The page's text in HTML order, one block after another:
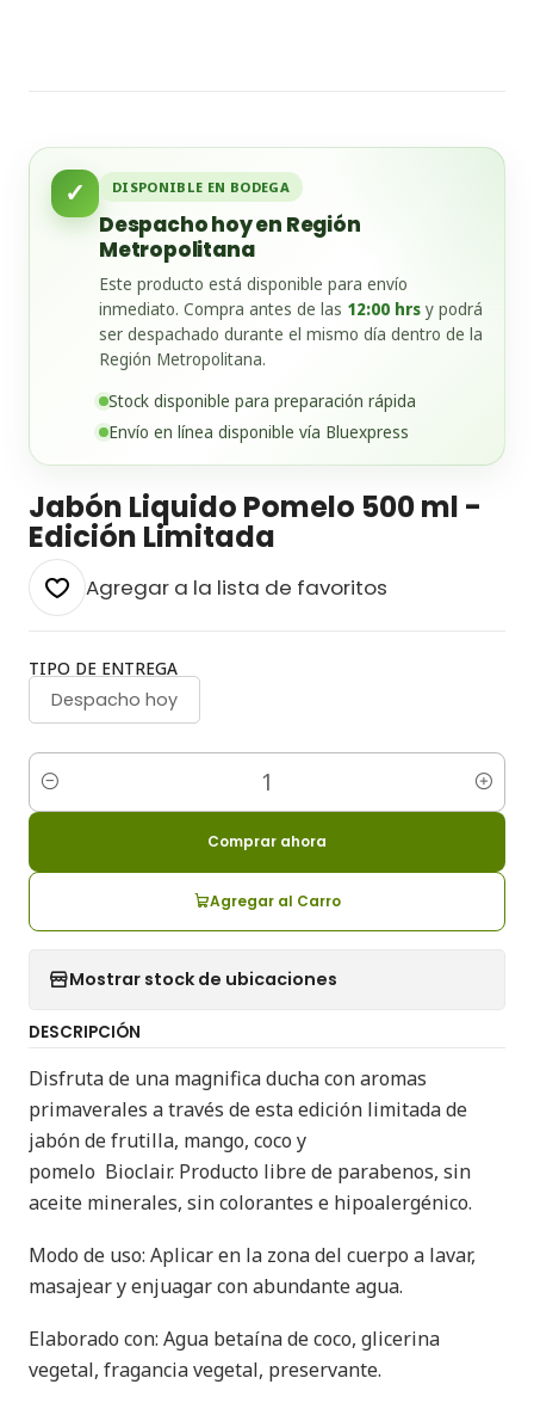
✓ DISPONIBLE EN BODEGA
Despacho hoy en Región
Metropolitana
Este producto está disponible para envío
inmediato. Compra antes de las 12:00 hrs y podrá
ser despachado durante el mismo día dentro de la
Región Metropolitana.
Stock disponible para preparación rápida
Envío en línea disponible vía Bluexpress
Jabón Liquido Pomelo 500 ml -
Edición Limitada
Agregar a la lista de favoritos
TIPO DE ENTREGA
Despacho hoy
Cantidad
Agregar al Carro
Comprar ahora
Mostrar stock de ubicaciones
DESCRIPCIÓN
Disfruta de una magnifica ducha con aromas
primaverales a través de esta edición limitada de
jabón de frutilla, mango, coco y
pomelo Bioclair. Producto libre de parabenos, sin
aceite minerales, sin colorantes e hipoalergénico.
Modo de uso: Aplicar en la zona del cuerpo a lavar,
masajear y enjuagar con abundante agua.
Elaborado con: Agua betaína de coco, glicerina
vegetal, fragancia vegetal, preservante.